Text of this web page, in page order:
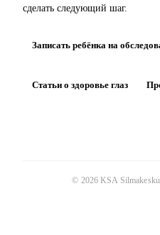
сделать следующий шаг.
Записать ребёнка на
Статьи о здоровье глаз
© 2026 KSA